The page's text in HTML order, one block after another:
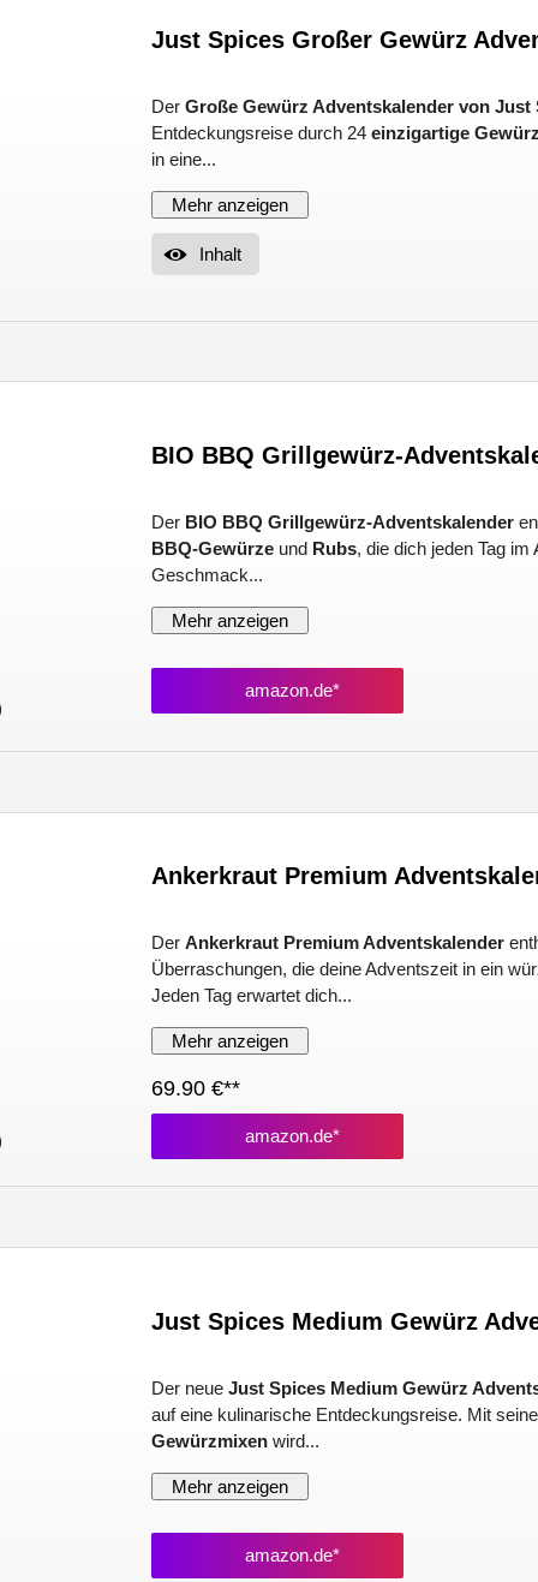
Just Spices Großer Gewürz
DerGroße Gewürz Adventskalender von Just
Entdeckungsreise durch 24einzigartige
in eine...
Mehr anzeigen
Inhalt
BIO BBQ Grillgewürz-
Der BIO BBQ Grillgewürz-Adventskalender
BBQ-Gewürze und Rubs, die dich jeden Tag
Geschmack...
Mehr anzeigen
amazon.de*
Ankerkraut Premium
DerAnkerkraut Premium Adventskalender
Überraschungen, die deine Adventszeit in ein
Jeden Tag erwartet dich...
Mehr anzeigen
69.90 €**
amazon.de*
Just Spices Medium Gewürz
Der neueJust Spices Medium Gewürz
auf eine kulinarische Entdeckungsreise. Mit
Gewürzmixen wird...
Mehr anzeigen
amazon.de*